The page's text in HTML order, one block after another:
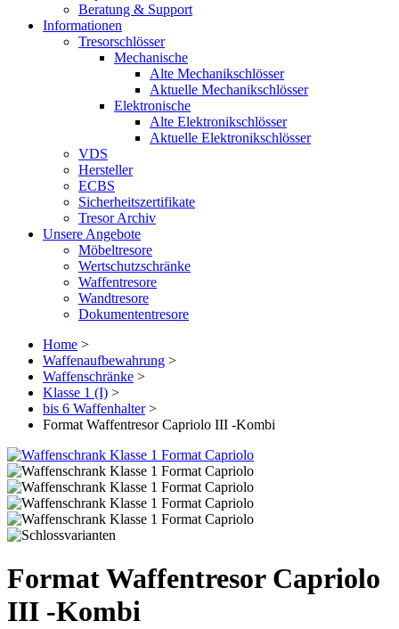
Beratung & Support
Informationen
Tresorschlösser
Mechanische
Alte Mechanikschlösser
Aktuelle Mechanikschlösser
Elektronische
Alte Elektronikschlösser
Aktuelle Elektronikschlösser
VDS
Hersteller
ECBS
Sicherheitszertifikate
Tresor Archiv
Unsere Angebote
Möbeltresore
Wertschutzschränke
Waffentresore
Wandtresore
Dokumententresore
Home >
Waffenaufbewahrung >
Waffenschränke >
Klasse 1 (I) >
bis 6 Waffenhalter >
Format Waffentresor Capriolo III -Kombi
Format Waffentresor Capriolo
III -Kombi